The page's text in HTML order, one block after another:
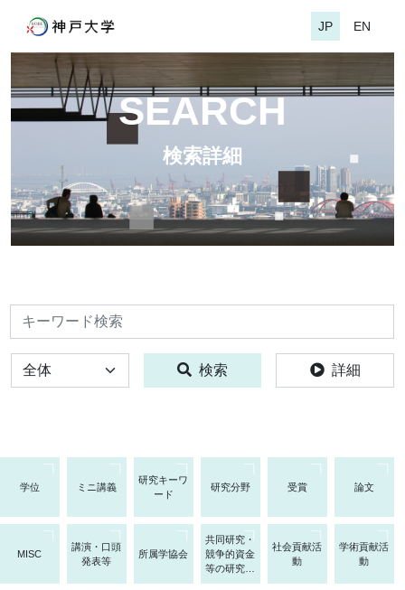
JP EN
SEARCH
検索詳細
検索
全体 検索 詳細
学位 ミニ講義
研究キーワ
ード
研究分野 受賞 論文
MISC
講演・口頭
発表等
所属学協会
共同研究・
競争的資金
等の研究課
題
社会貢献活
動
学術貢献活
動